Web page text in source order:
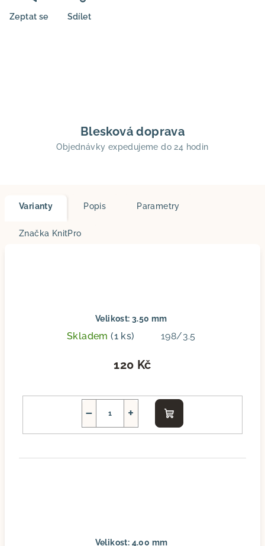
Zeptat se Sdílet
Blesková doprava
Objednávky expedujeme do 24 hodin
Varianty Popis Parametry
Značka KnitPro
Velikost: 3.50 mm
Skladem(1 ks) 198/3.5
120 Kč
+
−
Do
košíku
Velikost: 4.00 mm